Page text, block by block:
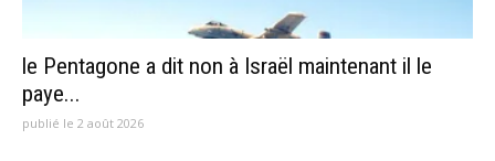
le Pentagone a dit non à Israël maintenant il le
paye...
publié le 2 août 2026